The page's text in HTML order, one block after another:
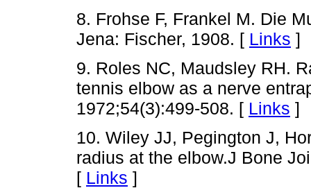
8. Frohse F, Frankel M. Die
Jena: Fischer, 1908. [ Links ]
9. Roles NC, Maudsley RH.
tennis elbow as a nerve
1972;54(3):499-508. [ Links ]
10. Wiley JJ, Pegington J,
radius at the elbow.J Bone
[ Links ]